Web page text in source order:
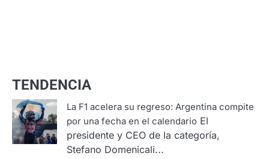
TENDENCIA
La F1 acelera su regreso: Argentina compite
por una fecha en el calendario El
presidente y CEO de la categoría,
Stefano Domenicali...